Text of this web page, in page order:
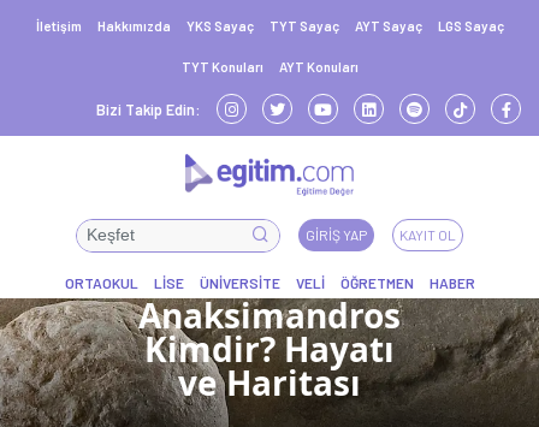
İletişim Hakkımızda YKS Sayaç TYT Sayaç AYT Sayaç LGS Sayaç
TYT Konuları AYT Konuları
Bizi Takip Edin:
GIRIŞ YAP KAYIT OL
Anaksimandros
Kimdir? Hayatı
ve Haritası